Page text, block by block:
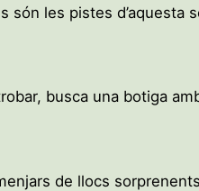
són les pistes d’aquesta
busca una botiga
de llocs